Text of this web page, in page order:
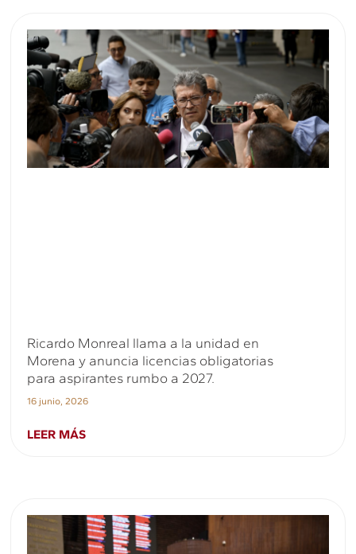
Ricardo Monreal llama a la unidad en
Morena y anuncia licencias obligatorias
para aspirantes rumbo a 2027.
16 junio, 2026
LEER MÁS